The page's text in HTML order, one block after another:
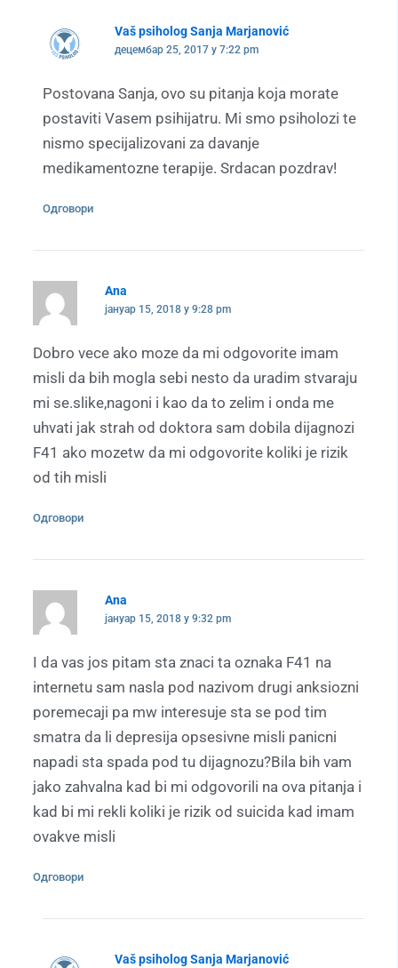
Vaš psiholog Sanja Marjanović
децембар 25, 2017 у 7:22 pm
Postovana Sanja, ovo su pitanja koja morate
postaviti Vasem psihijatru. Mi smo psiholozi te
nismo specijalizovani za davanje
medikamentozne terapije. Srdacan pozdrav!
Одговори
Ana
јануар 15, 2018 у 9:28 pm
Dobro vece ako moze da mi odgovorite imam
misli da bih mogla sebi nesto da uradim stvaraju
mi se.slike,nagoni i kao da to zelim i onda me
uhvati jak strah od doktora sam dobila dijagnozi
F41 ako mozetw da mi odgovorite koliki je rizik
od tih misli
Одговори
Ana
јануар 15, 2018 у 9:32 pm
I da vas jos pitam sta znaci ta oznaka F41 na
internetu sam nasla pod nazivom drugi anksiozni
poremecaji pa mw interesuje sta se pod tim
smatra da li depresija opsesivne misli panicni
napadi sta spada pod tu dijagnozu?Bila bih vam
jako zahvalna kad bi mi odgovorili na ova pitanja i
kad bi mi rekli koliki je rizik od suicida kad imam
ovakve misli
Одговори
Vaš psiholog Sanja Marjanović